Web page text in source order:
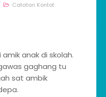
Catatan Kontot
anak di skolah.
gaghang tu
sat ambik